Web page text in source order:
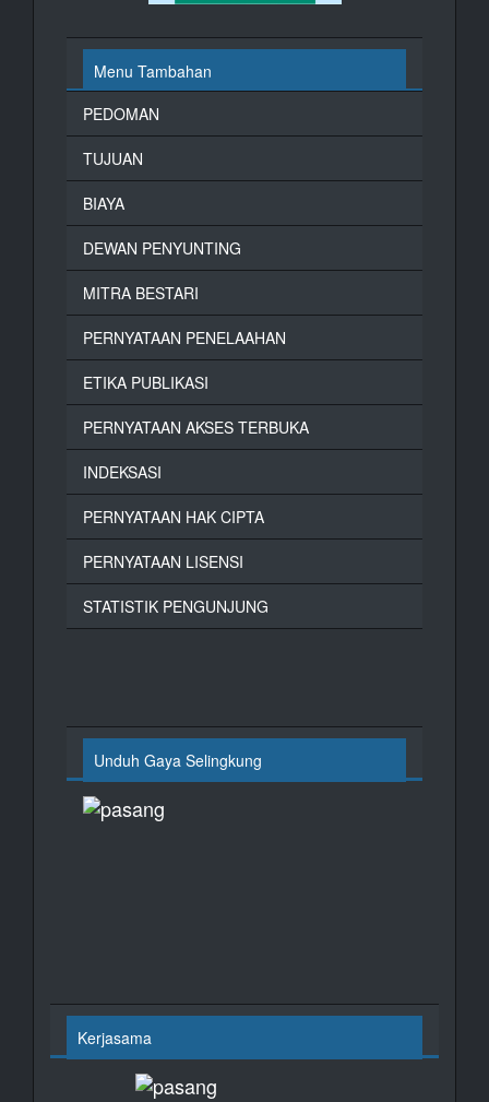
Menu Tambahan
PEDOMAN
TUJUAN
BIAYA
DEWAN PENYUNTING
MITRA BESTARI
PERNYATAAN PENELAAHAN
ETIKA PUBLIKASI
PERNYATAAN AKSES TERBUKA
INDEKSASI
PERNYATAAN HAK CIPTA
PERNYATAAN LISENSI
STATISTIK PENGUNJUNG
Unduh Gaya Selingkung
Kerjasama